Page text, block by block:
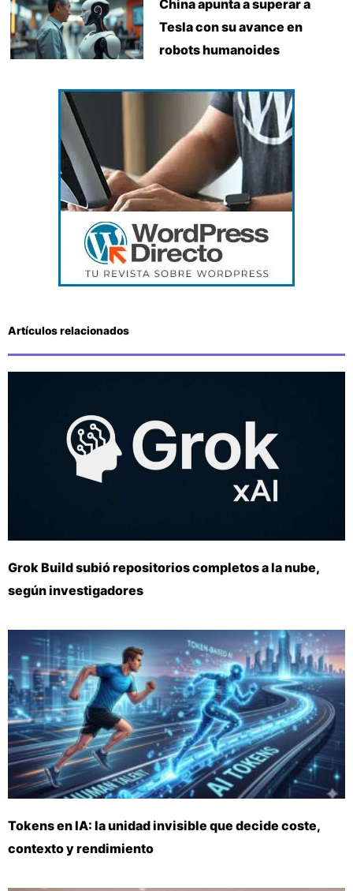
China apunta a superar a
Tesla con su avance en
robots humanoides
Artículos relacionados
Grok Build subió repositorios completos a la nube,
según investigadores
Tokens en IA: la unidad invisible que decide coste,
contexto y rendimiento